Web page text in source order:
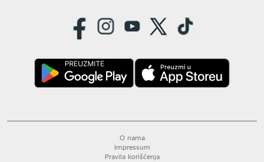
O nama
Impressum
Pravila korišćenja